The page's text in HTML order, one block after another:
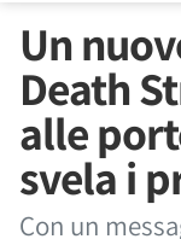
Un
Death
alle
svela i
Con un